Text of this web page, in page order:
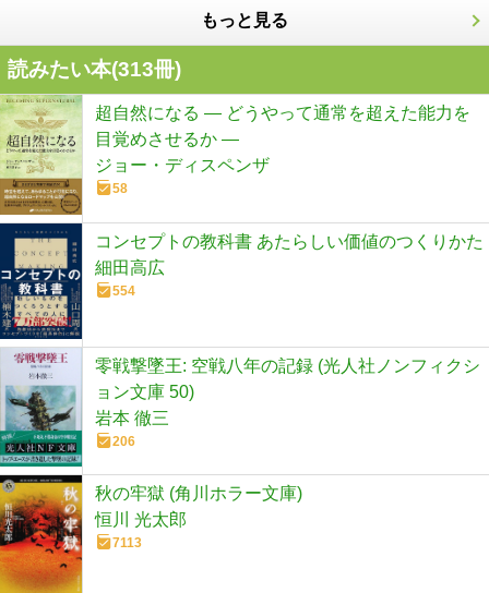
もっと見る
読みたい本(313冊)
超自然になる ― どうやって通常を超えた能力を
目覚めさせるか ―
ジョー・ディスペンザ
58
コンセプトの教科書 あたらしい価値のつくりかた
細田高広
554
零戦撃墜王: 空戦八年の記録 (光人社ノンフィクシ
ョン文庫 50)
岩本 徹三
206
秋の牢獄 (角川ホラー文庫)
恒川 光太郎
7113